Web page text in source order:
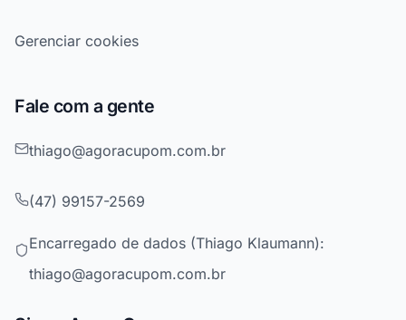
Gerenciar cookies
Fale com a gente
thiago@agoracupom.com.br
(47) 99157-2569
Encarregado de dados (Thiago Klaumann):
thiago@agoracupom.com.br